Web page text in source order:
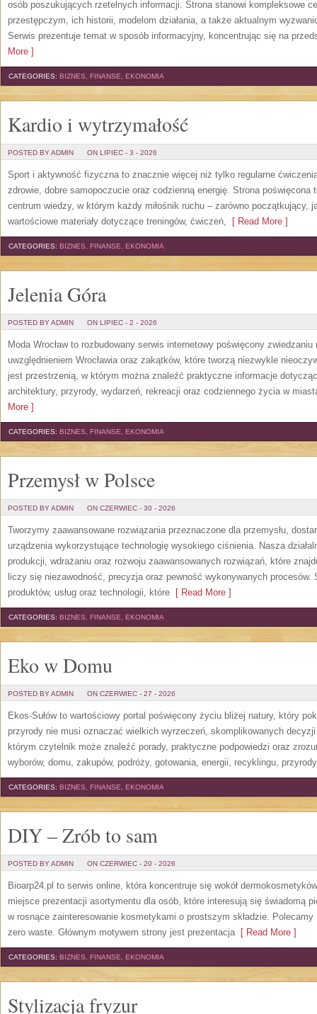
osób poszukujących rzetelnych informacji. Strona stanowi kompleksowe
przestępczym, ich historii, modelom działania, a także aktualnym
Serwis prezentuje temat w sposób informacyjny, koncentrując się na
More ]
CATEGORIES: BIZNES, FINANSE, EKONOMIA
Kardio i wytrzymałość
POSTED BY ADMIN ON LIPIEC - 3 - 2026
Sport i aktywność fizyczna to znacznie więcej niż tylko regularne
zdrowie, dobre samopoczucie oraz codzienną energię. Strona poświęcona
centrum wiedzy, w którym każdy miłośnik ruchu – zarówno początkujący,
wartościowe materiały dotyczące treningów, ćwiczeń, [ Read More ]
CATEGORIES: BIZNES, FINANSE, EKONOMIA
Jelenia Góra
POSTED BY ADMIN ON LIPIEC - 2 - 2026
Moda Wrocław to rozbudowany serwis internetowy poświęcony
uwzględnieniem Wrocławia oraz zakątków, które tworzą niezwykle
jest przestrzenią, w którym można znaleźć praktyczne informacje
architektury, przyrody, wydarzeń, rekreacji oraz codziennego życia w
More ]
CATEGORIES: BIZNES, FINANSE, EKONOMIA
Przemysł w Polsce
POSTED BY ADMIN ON CZERWIEC - 30 - 2026
Tworzymy zaawansowane rozwiązania przeznaczone dla przemysłu,
urządzenia wykorzystujące technologię wysokiego ciśnienia. Nasza
produkcji, wdrażaniu oraz rozwoju zaawansowanych rozwiązań, które
liczy się niezawodność, precyzja oraz pewność wykonywanych procesów.
produktów, usług oraz technologii, które [ Read More ]
CATEGORIES: BIZNES, FINANSE, EKONOMIA
Eko w Domu
POSTED BY ADMIN ON CZERWIEC - 27 - 2026
Ekos-Sułów to wartościowy portal poświęcony życiu bliżej natury, który
przyrody nie musi oznaczać wielkich wyrzeczeń, skomplikowanych
którym czytelnik może znaleźć porady, praktyczne podpowiedzi oraz
wyborów, domu, zakupów, podróży, gotowania, energii, recyklingu,
CATEGORIES: BIZNES, FINANSE, EKONOMIA
DIY – Zrób to sam
POSTED BY ADMIN ON CZERWIEC - 20 - 2026
Bioarp24.pl to serwis online, która koncentruje się wokół
miejsce prezentacji asortymentu dla osób, które interesują się świadomą
w rosnące zainteresowanie kosmetykami o prostszym składzie. Polecamy
zero waste. Głównym motywem strony jest prezentacja[ Read More ]
CATEGORIES: BIZNES, FINANSE, EKONOMIA
Stylizacja fryzur